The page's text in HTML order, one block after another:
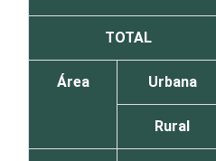
TOTAL
Área Urbana
Rural